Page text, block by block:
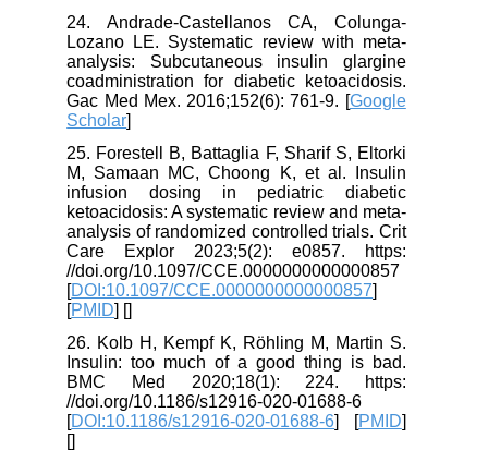
24. Andrade-Castellanos CA, Colunga-
Lozano LE. Systematic review with meta-
analysis: Subcutaneous insulin glargine
coadministration for diabetic ketoacidosis.
Gac Med Mex. 2016;152(6): 761-9. [Google
Scholar
25. Forestell B, Battaglia F, Sharif S, Eltorki
M, Samaan MC, Choong K, et al. Insulin
infusion dosing in pediatric diabetic
ketoacidosis: A systematic review and meta-
analysis of randomized controlled trials. Crit
Care Explor 2023;5(2): e0857. https:
//doi.org/10.1097/CCE.0000000000000857
[DOI:10.1097/CCE.0000000000000857
[PMID] [
26. Kolb H, Kempf K, Röhling M, Martin S.
Insulin: too much of a good thing is bad.
BMC Med 2020;18(1): 224. https:
//doi.org/10.1186/s12916-020-01688-6
[DOI:10.1186/s12916-020-01688-6 ] [PMID